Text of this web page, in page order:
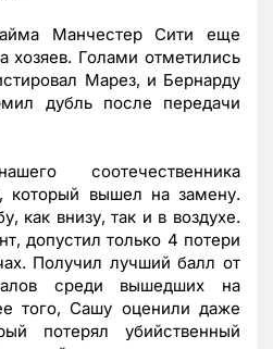
Манчестер Сити еще
хозяев. Голами отметились
Марез, и Бернарду
дубль после передачи
соотечественника
который вышел на замену.
как внизу, так и в воздухе.
допустил только 4 потери
Получил лучший балл от
среди вышедших на
того, Сашу оценили даже
потерял убийственный